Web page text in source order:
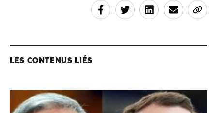
LES CONTENUS LIÉS